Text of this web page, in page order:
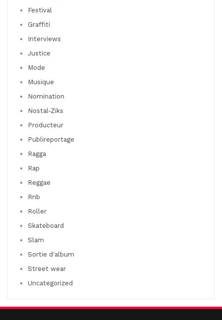
Festival
Graffiti
Interviews
Justice
Mode
Musique
Nomination
Nostal-Ziks
Producteur
Publireportage
Ragga
Rap
Reggae
Rnb
Roller
Skateboard
Slam
Sortie d'album
Street wear
Uncategorized